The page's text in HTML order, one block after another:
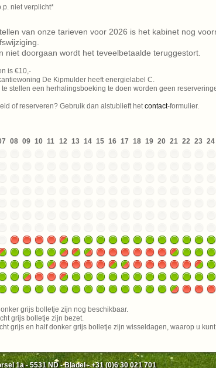
niet verplicht*
van onze tarieven voor 2026 is het kabinet nog
niet doorgaan wordt het teveelbetaalde teruggestort.
is €10,-
De Kipmulder heeft energielabel C.
stellen een herhalingsboeking te doen worden geen
of reserveren? Gebruik dan alstublieft het contact-formulier.
08 09 10 11 12 13 14 15 16 17 18 19 20 21 22 23 24
grijs bolletje zijn nog beschikbaar.
grijs bolletje zijn bezet.
grijs en half donker grijs bolletje zijn wisseldagen, waarop u kunt
1a - 5531 ND - Bladel - +31 (0)6 30 021 701